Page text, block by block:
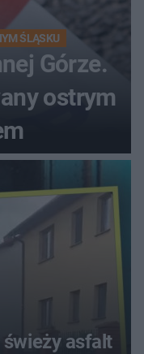
ŚLĄSKU
Górze.
ostrym
świeży asfalt